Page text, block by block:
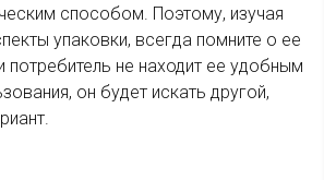
способом. Поэтому, изучая
упаковки, всегда помните о ее
потребитель не находит ее удобным
он будет искать другой,